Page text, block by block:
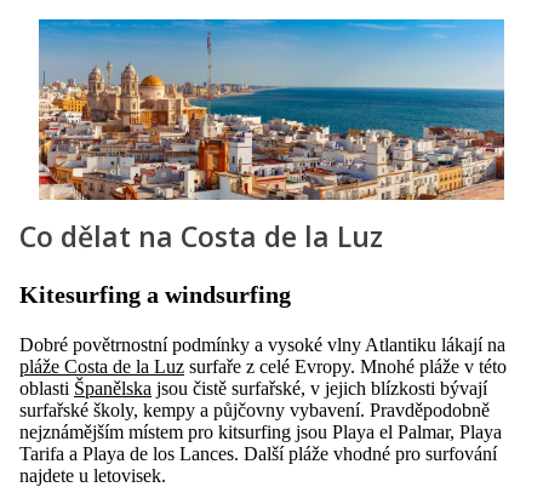
Co dělat na Costa de la Luz
Kitesurfing a windsurfing
Dobré povětrnostní podmínky a vysoké vlny Atlantiku lákají na
pláže Costa de la Luz surfaře z celé Evropy. Mnohé pláže v této
oblasti Španělska jsou čistě surfařské, v jejich blízkosti bývají
surfařské školy, kempy a půjčovny vybavení. Pravděpodobně
nejznámějším místem pro kitsurfing jsou Playa el Palmar, Playa
Tarifa a Playa de los Lances. Další pláže vhodné pro surfování
najdete u letovisek.